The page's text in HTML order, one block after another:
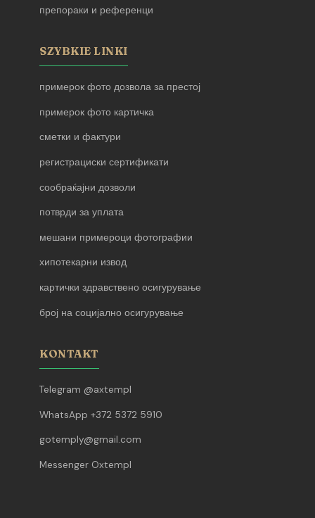
препораки и референци
SZYBKIE LINKI
примерок фото дозвола за престој
примерок фото картичка
сметки и фактури
регистрациски сертификати
сообраќајни дозволи
потврди за уплата
мешани примероци фотографии
хипотекарни извод
картички здравствено осигурување
број на социјално осигурување
KONTAKT
Telegram @axtempl
WhatsApp +372 5372 5910
gotemply@gmail.com
Messenger Oxtempl